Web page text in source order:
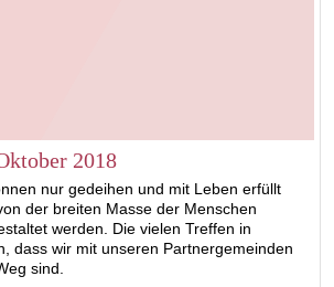
2018
nur gedeihen und mit Leben erfüllt
der breiten Masse der Menschen
werden. Die vielen Treffen in
dass wir mit unseren Partnergemeinden
sind.